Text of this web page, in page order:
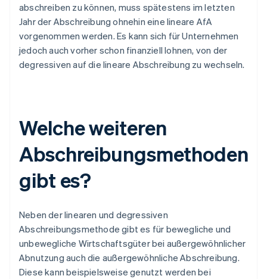
abschreiben zu können, muss spätestens im letzten
Jahr der Abschreibung ohnehin eine lineare AfA
vorgenommen werden. Es kann sich für Unternehmen
jedoch auch vorher schon finanziell lohnen, von der
degressiven auf die lineare Abschreibung zu wechseln.
Welche weiteren
Abschreibungsmethoden
gibt es?
Neben der linearen und degressiven
Abschreibungsmethode gibt es für bewegliche und
unbewegliche Wirtschaftsgüter bei außergewöhnlicher
Abnutzung auch die außergewöhnliche Abschreibung.
Diese kann beispielsweise genutzt werden bei